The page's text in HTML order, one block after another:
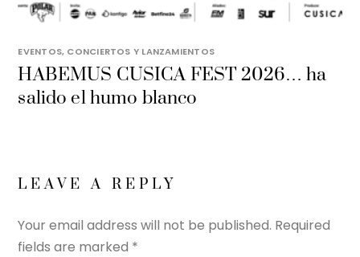
EVENTOS, CONCIERTOS Y LANZAMIENTOS
HABEMUS CUSICA FEST 2026… ha
salido el humo blanco
LEAVE A REPLY
Your email address will not be published. Required
fields are marked *